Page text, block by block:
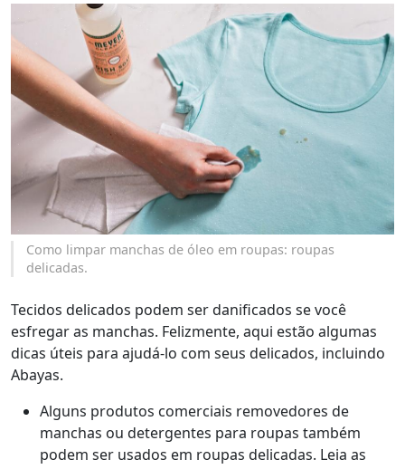
Como limpar manchas de óleo em roupas: roupas
delicadas.
Tecidos delicados podem ser danificados se você
esfregar as manchas. Felizmente, aqui estão algumas
dicas úteis para ajudá-lo com seus delicados, incluindo
Abayas.
Alguns produtos comerciais removedores de
manchas ou detergentes para roupas também
podem ser usados em roupas delicadas. Leia as